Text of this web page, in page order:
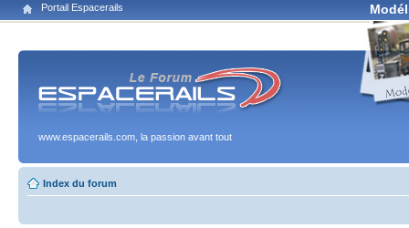
Portail Espacerails
www.espacerails.com, la passion avant tout
Index du forum